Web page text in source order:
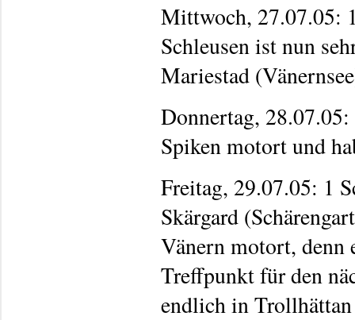
Mittwoch, 27.07.05:
Schleusen ist nun
Mariestad
Donnertag,
Spiken motort und
Freitag, 29.07.05: 1
Skärgard
Vänern motort, denn
Treffpunkt für den
endlich in Trollhättan